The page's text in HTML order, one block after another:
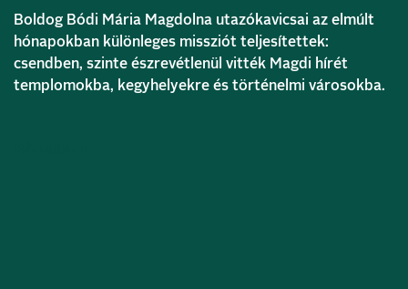
Boldog Bódi Mária Magdolna utazókavicsai az elmúlt
hónapokban különleges missziót teljesítettek:
csendben, szinte észrevétlenül vitték Magdi hírét
templomokba, kegyhelyekre és történelmi városokba.